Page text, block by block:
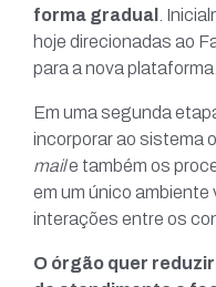
forma gradual
.
hoje direcionadas ao
para a nova plataforma.
Em uma segunda
incorporar ao sistema
maile também os
em um único
interações entre os
O órgão quer